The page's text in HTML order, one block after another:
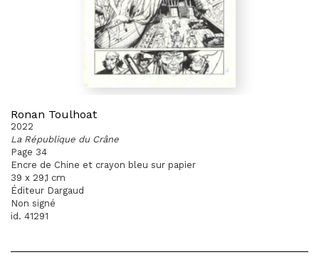
Ronan Toulhoat
2022
La République du Crâne
Page 34
Encre de Chine et crayon bleu sur papier
39 x 29,1 cm
Éditeur Dargaud
Non signé
id. 41291